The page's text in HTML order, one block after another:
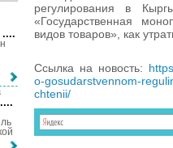
регулирования в
«Государственная
видов товаров», как
Ссылка на новость:
o-gosudarstvennom-
chtenii/
....
.